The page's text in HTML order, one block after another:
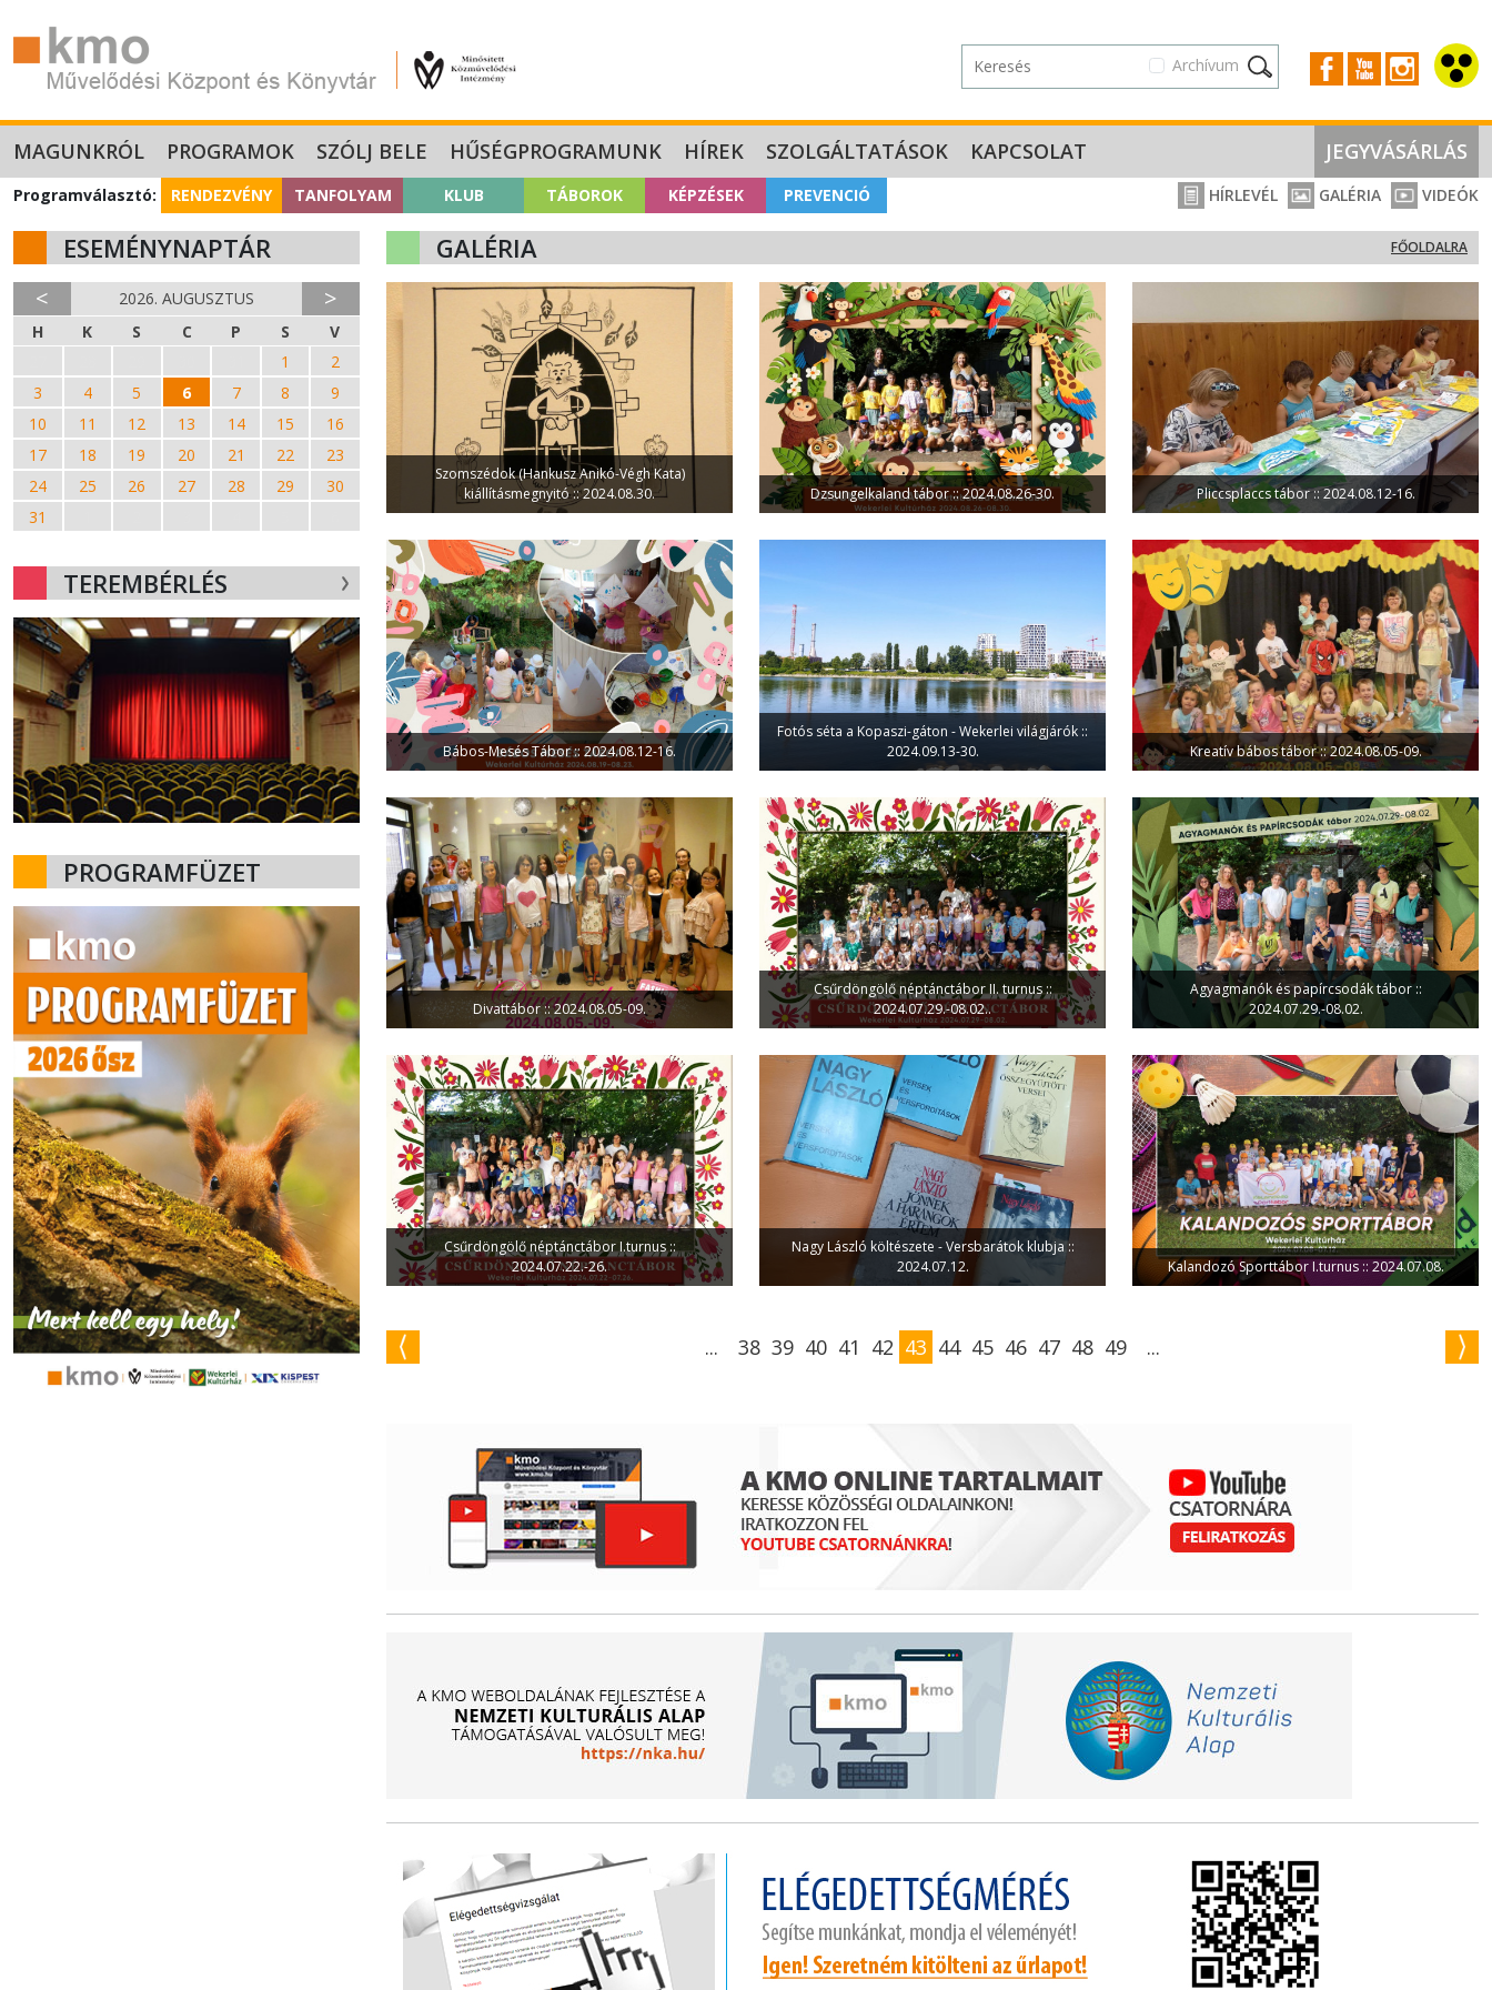
Archívum
MAGUNKRÓL PROGRAMOK SZÓLJ BELE HŰSÉGPROGRAMUNK HÍREK SZOLGÁLTATÁSOK KAPCSOLAT JEGYVÁSÁRLÁS
Programválasztó: RENDEZVÉNY TANFOLYAM KLUB TÁBOROK KÉPZÉSEK PREVENCIÓ HÍRLEVÉL GALÉRIA VIDEÓK
ESEMÉNYNAPTÁR
< 2026. AUGUSZTUS >
H K S C P S
V
1
2
3
4 5 6 7 8
9
10
11 12 13 14 15
16
17
18 19 20 21 22
23
24
25 26 27 28 29
30
31
TEREMBÉRLÉS
PROGRAMFÜZET
GALÉRIA FŐOLDALRA
Szomszédok (Hankusz Anikó-Végh Kata)
kiállításmegnyitó :: 2024.08.30.
Dzsungelkaland tábor :: 2024.08.26-30. Pliccsplaccs tábor :: 2024.08.12-16.
Bábos-Mesés Tábor :: 2024.08.12-16.
Fotós séta a Kopaszi-gáton - Wekerlei világjárók ::
2024.09.13-30.
Kreatív bábos tábor :: 2024.08.05-09.
Divattábor :: 2024.08.05-09.
Csűrdöngölő néptánctábor II. turnus ::
2024.07.29.-08.02..
Agyagmanók és papírcsodák tábor ::
2024.07.29.-08.02.
Csűrdöngölő néptánctábor I.turnus ::
2024.07.22.-26.
Nagy László költészete - Versbarátok klubja ::
2024.07.12.
Kalandozó Sporttábor I.turnus :: 2024.07.08.
... 38 39 40 41 42 43 44 45 46 47 48 49 ...